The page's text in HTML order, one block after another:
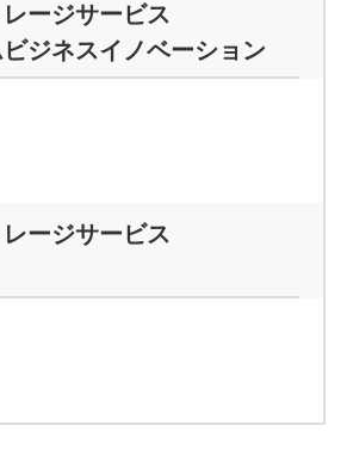
ージサービス
ジネスイノベーション
ージサービス